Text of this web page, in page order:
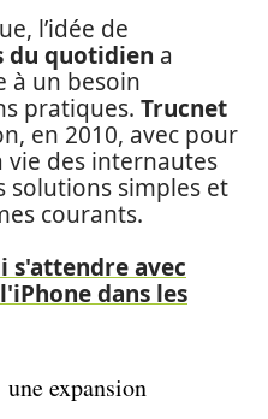
l’idée de
du quotidien a
à un besoin
pratiques. Trucnet
en 2010, avec pour
des internautes
solutions simples et
courants.
s'attendre avec
dans les
expansion